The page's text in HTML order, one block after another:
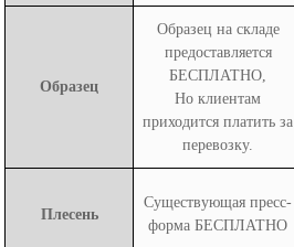
Образец
Образец на складе
предоставляется
БЕСПЛАТНО,
Но клиентам
приходится платить за
перевозку.
Плесень
Существующая пресс-
форма БЕСПЛАТНО